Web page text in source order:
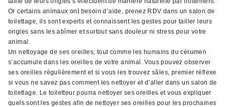
Or certains animaux ont besoin d’aide, prenez RDV dans un salon de
toilettage, ils sont experts et connaissent les gestes pour tailler leurs
ongles sans les abîmer et surtout sans douleur ni stress pour votre
animal.
Un nettoyage de ses oreilles, tout comme les humains du cérumen
s’accumule dans les oreilles de votre animal. Vous pouvez observer
ses oreilles régulièrement et si vous les trouvez sâles, premier réflexe
si vous ne savez pas comment les nettoyer et d’aller dans un salon de
toilettage. Le toiletteur pourra nettoyer ses oreilles et vous expliquer
quels sont les gestes afin de nettoyer ses oreilles pour les prochaines